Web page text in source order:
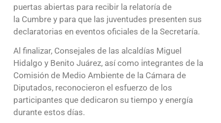
puertas abiertas para recibir la relatoría de
la Cumbre y para que las juventudes presenten sus
declaratorias en eventos oficiales de la Secretaría.
Al finalizar, Consejales de las alcaldías Miguel
Hidalgo y Benito Juárez, así como integrantes de la
Comisión de Medio Ambiente de la Cámara de
Diputados, reconocieron el esfuerzo de los
participantes que dedicaron su tiempo y energía
durante estos días.